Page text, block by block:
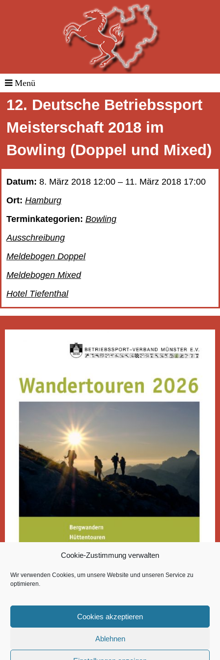
Cookie-Zustimmung verwalten
Wir verwenden Cookies, um unsere Website und unseren Service zu
optimieren.
Cookies akzeptieren
Ablehnen
12. Deutsche Betriebssport
Meisterschaft 2018 im
Bowling (Doppel und Mixed)
Datum: 8. März 2018 12:00 – 11. März 2018 17:00
Ort: Hamburg
Terminkategorien: Bowling
Ausschreibung
Meldebogen Doppel
Meldebogen Mixed
Hotel Tiefenthal
LINUS DICKMANN© 2026 | BETRIEBSSPORTVERBAND